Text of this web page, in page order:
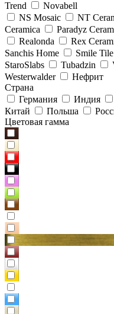
Trend
Novabell
NS Mosaic
NT
Ceramica
Paradyz
Realonda
Rex
Sanchis Home
Smile Tile
StaroSlabs
Tubadzin
Westerwalder
Нефрит
Страна
Германия
Индия
Китай
Польша
Цветовая гамма